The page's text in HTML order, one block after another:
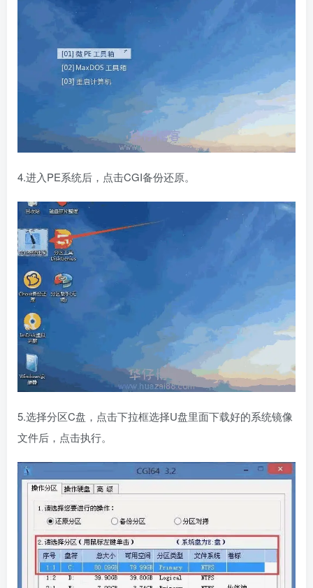
4.进入PE系统后，点击CGI备份还原。
5.选择分区C盘，点击下拉框选择U盘里面下载好的系统镜像
文件后，点击执行。